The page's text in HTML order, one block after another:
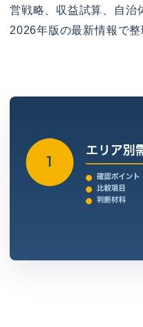
営戦略、収益試算、自治
2026年版の最新情報で整